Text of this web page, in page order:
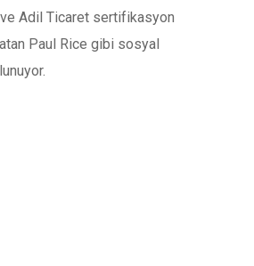
Adil Ticaret sertifikasyon
Paul Rice gibi sosyal